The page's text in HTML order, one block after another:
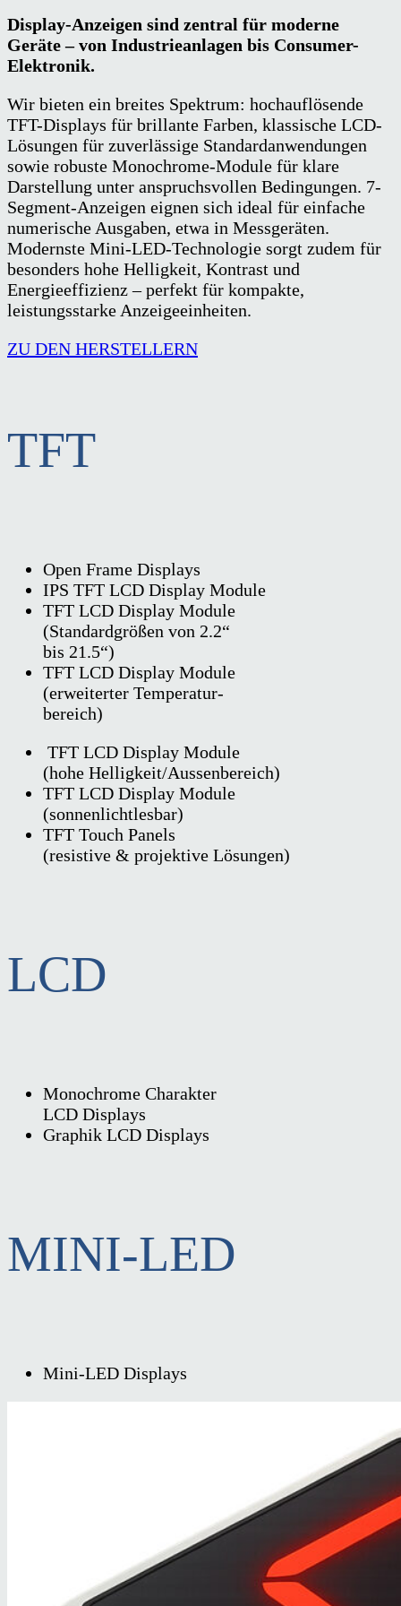
Display-Anzeigen sind zentral für moderne
Geräte – von Industrieanlagen bis Consumer-
Elektronik.
Wir bieten ein breites Spektrum: hochauflösende
TFT-Displays für brillante Farben, klassische LCD-
Lösungen für zuverlässige Standardanwendungen
sowie robuste Monochrome-Module für klare
Darstellung unter anspruchsvollen Bedingungen. 7-
Segment-Anzeigen eignen sich ideal für einfache
numerische Ausgaben, etwa in Messgeräten.
Modernste Mini-LED-Technologie sorgt zudem für
besonders hohe Helligkeit, Kontrast und
Energieeffizienz – perfekt für kompakte,
leistungsstarke Anzeigeeinheiten.
ZU DEN HERSTELLERN
TFT
Open Frame Displays
IPS TFT LCD Display Module
TFT LCD Display Module
(Standardgrößen von 2.2“
bis 21.5“)
TFT LCD Display Module
(erweiterter Temperatur-
bereich)
TFT LCD Display Module
(hohe Helligkeit/Aussenbereich)
TFT LCD Display Module
(sonnenlichtlesbar)
TFT Touch Panels
(resistive & projektive Lösungen)
LCD
Monochrome Charakter
LCD Displays
Graphik LCD Displays
MINI-LED
Mini-LED Displays